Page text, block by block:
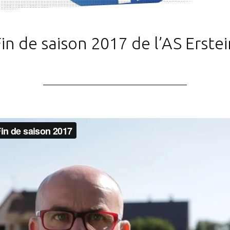
de saison 2017 de l’AS